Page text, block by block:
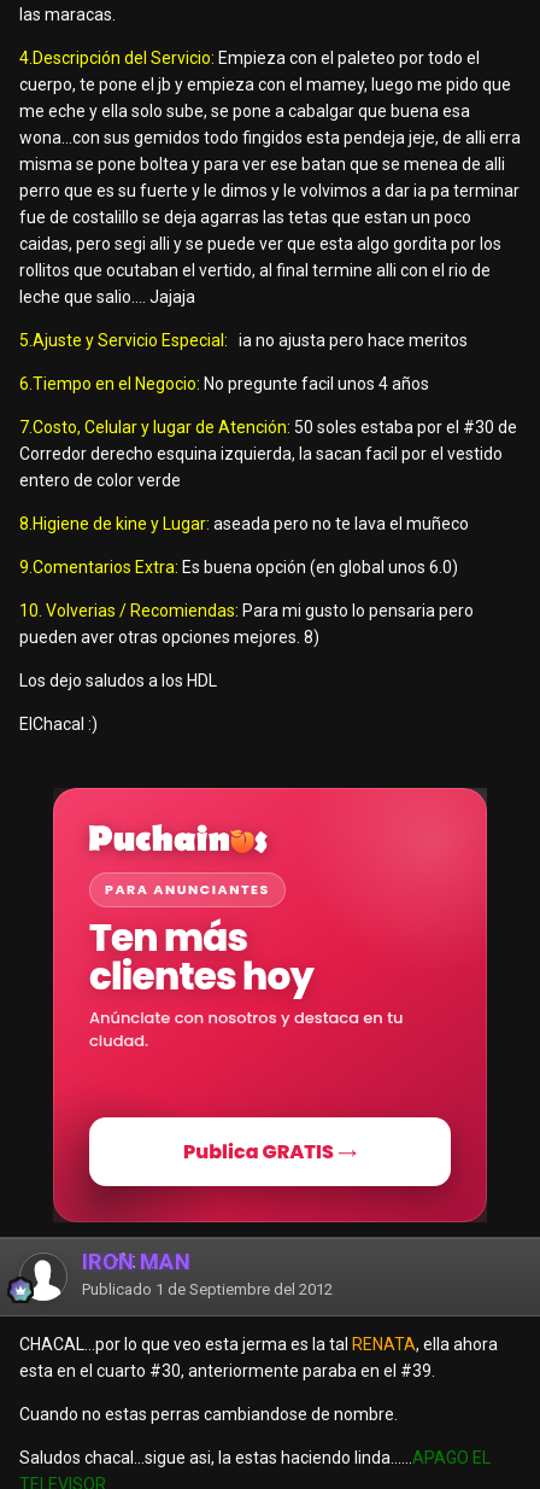
las maracas.
4.Descripción del Servicio: Empieza con el paleteo por todo el
cuerpo, te pone el jb y empieza con el mamey, luego me pido que
me eche y ella solo sube, se pone a cabalgar que buena esa
wona…con sus gemidos todo fingidos esta pendeja jeje, de alli erra
misma se pone boltea y para ver ese batan que se menea de alli
perro que es su fuerte y le dimos y le volvimos a dar ia pa terminar
fue de costalillo se deja agarras las tetas que estan un poco
caidas, pero segi alli y se puede ver que esta algo gordita por los
rollitos que ocutaban el vertido, al final termine alli con el rio de
leche que salio…. Jajaja
5.Ajuste y Servicio Especial: ia no ajusta pero hace meritos
6.Tiempo en el Negocio: No pregunte facil unos 4 años
7.Costo, Celular y lugar de Atención: 50 soles estaba por el #30 de
Corredor derecho esquina izquierda, la sacan facil por el vestido
entero de color verde
8.Higiene de kine y Lugar: aseada pero no te lava el muñeco
9.Comentarios Extra: Es buena opción (en global unos 6.0)
10. Volverias / Recomiendas: Para mi gusto lo pensaria pero
pueden aver otras opciones mejores. 8)
Los dejo saludos a los HDL
ElChacal :)
IRON MAN
Publicado 1 de Septiembre del 2012
CHACAL...por lo que veo esta jerma es la tal RENATA, ella ahora
esta en el cuarto #30, anteriormente paraba en el #39.
Cuando no estas perras cambiandose de nombre.
Saludos chacal...sigue asi, la estas haciendo linda......APAGO EL
TELEVISOR.